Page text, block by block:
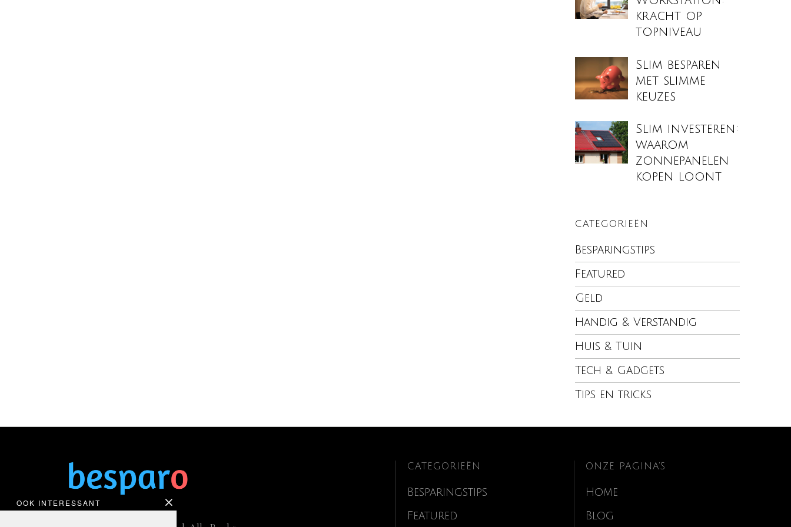
kracht op
topniveau
Slim besparen
met slimme
keuzes
Slim investeren:
waarom
zonnepanelen
kopen loont
CATEGORIEËN
Besparingstips
Featured
Geld
Handig & Verstandig
Huis & Tuin
Tech & Gadgets
Tips en tricks
OOK INTERESSANT
CATEGORIEËN
Besparingstips
Featured
ONZE PAGINA’S
Home
Blog